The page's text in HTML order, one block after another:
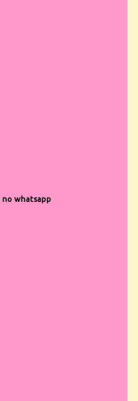
no whatsapp